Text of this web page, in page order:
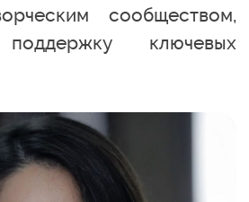
сообществом,
поддержку ключевых